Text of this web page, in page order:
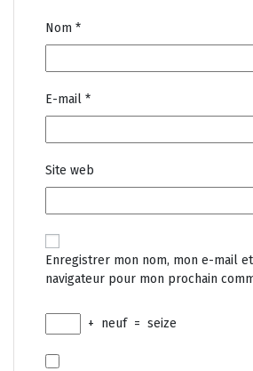
Nom *
E-mail *
Site web
Enregistrer mon nom, mon e-mail
navigateur pour mon prochain
+ neuf = seize